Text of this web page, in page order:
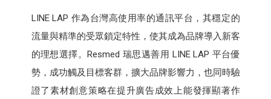
LINE LAP 作為台灣高使用率的通訊平台，其穩定的
流量與精準的受眾鎖定特性，使其成為品牌導入新客
的理想選擇。Resmed 瑞思邁善用 LINE LAP 平台優
勢，成功觸及目標客群，擴大品牌影響力，也同時驗
證了素材創意策略在提升廣告成效上能發揮顯著作